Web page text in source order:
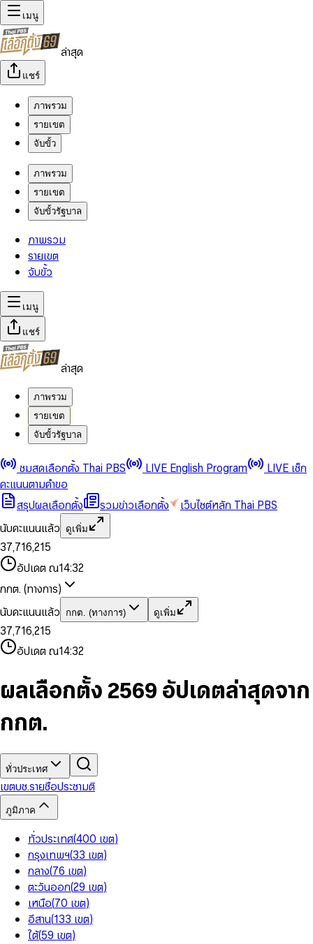
เมนู
ล่าสุด
แชร์
ภาพรวม
รายเขต
จับขั้ว
ภาพรวม
รายเขต
จับขั้วรัฐบาล
ภาพรวม
รายเขต
จับขั้ว
เมนู
แชร์
ล่าสุด
ภาพรวม
รายเขต
จับขั้วรัฐบาล
ชมสดเลือกตั้ง Thai PBS LIVE English Program
LIVE เช็ก
คะแนนตามคำขอ
สรุปผลเลือกตั้ง
รวมข่าวเลือกตั้ง
เว็บไซต์หลัก Thai PBS
นับคะแนนแล้ว
ดูเพิ่ม
0
1
2
3
4
5
6
8
9
0
1
2
3
4
5
6
7
8
9
,
0
1
2
4
6
7
8
9
0
1
2
3
4
5
6
7
8
9
0
1
3
5
6
7
8
9
,
1
2
4
5
7
8
9
0
1
3
4
6
7
8
9
0
2
3
4
5
7
8
อัปเดต ณ14:32
กกต. (ทางการ)
นับคะแนนแล้ว
กกต. (ทางการ) ดูเพิ่ม
0
1
2
3
4
5
7
8
0
1
2
4
5
6
7
8
9
,
0
1
2
4
6
7
8
9
0
1
2
3
5
6
8
9
0
1
3
5
6
7
8
,
1
2
4
6
7
9
0
1
3
5
6
8
9
0
2
3
4
5
7
9
อัปเดต ณ14:32
ผลเลือกตั้ง 2569 อัปเดตล่าสุดจาก
กกต.
ทั่วประเทศ
เขตบช.รายชื่อประชามติ
ภูมิภาค
ทั่วประเทศ(400 เขต)
กรุงเทพฯ(33 เขต)
กลาง(76 เขต)
ตะวันออก(29 เขต)
เหนือ(70 เขต)
อีสาน(133 เขต)
ใต้(59 เขต)